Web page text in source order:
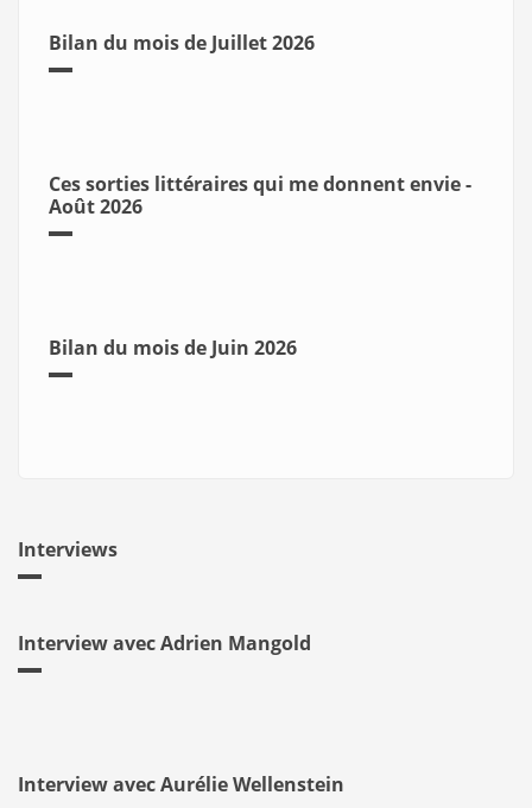
Bilan du mois de Juillet 2026
Ces sorties littéraires qui me donnent envie -
Août 2026
Bilan du mois de Juin 2026
Interviews
Interview avec Adrien Mangold
Interview avec Aurélie Wellenstein